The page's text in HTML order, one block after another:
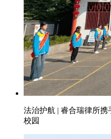
法治护航 | 睿合瑞律所
校园